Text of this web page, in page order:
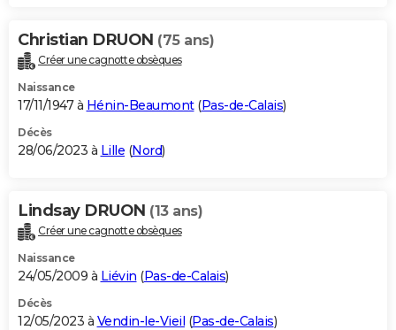
Christian DRUON (75 ans)
Créer une cagnotte obsèques
Naissance
17/11/1947 à Hénin-Beaumont(Pas-de-Calais)
Décès
28/06/2023 à Lille (Nord)
Lindsay DRUON (13 ans)
Créer une cagnotte obsèques
Naissance
24/05/2009 à Liévin (Pas-de-Calais)
Décès
12/05/2023 à Vendin-le-Vieil (Pas-de-Calais)